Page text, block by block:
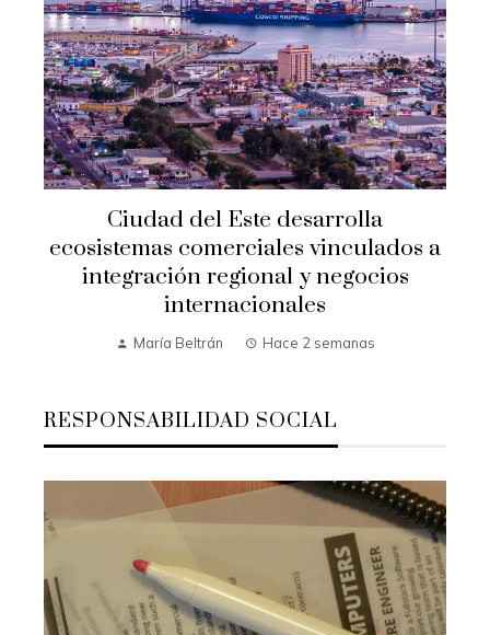
Ciudad del Este desarrolla
ecosistemas comerciales vinculados a
integración regional y negocios
internacionales
María Beltrán Hace 2 semanas
RESPONSABILIDAD SOCIAL